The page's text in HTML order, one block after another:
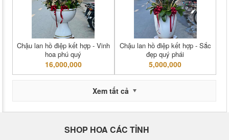
Chậu lan hồ điệp kết hợp - Vinh
hoa phú quý
16,000,000
Chậu lan hồ điệp kết hợp - Sắc
đẹp quý phái
5,000,000
Xem tất cả
SHOP HOA CÁC TỈNH